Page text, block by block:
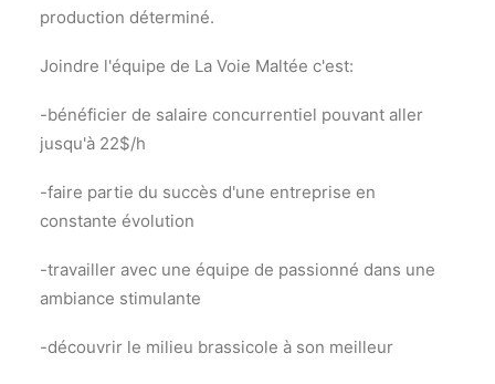
production déterminé.
Joindre l'équipe de La Voie Maltée c'est:
-bénéficier de salaire concurrentiel pouvant aller
jusqu'à 22$/h
-faire partie du succès d'une entreprise en
constante évolution
-travailler avec une équipe de passionné dans une
ambiance stimulante
-découvrir le milieu brassicole à son meilleur